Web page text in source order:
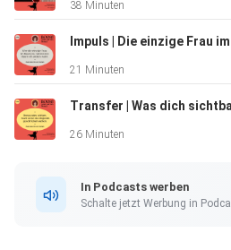
38 Minuten
Impuls | Die einzige Frau
21 Minuten
Transfer | Was dich
26 Minuten
In Podcasts werben
Schalte jetzt Werbung in